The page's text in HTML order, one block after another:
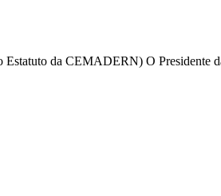
da CEMADERN) O Presidente